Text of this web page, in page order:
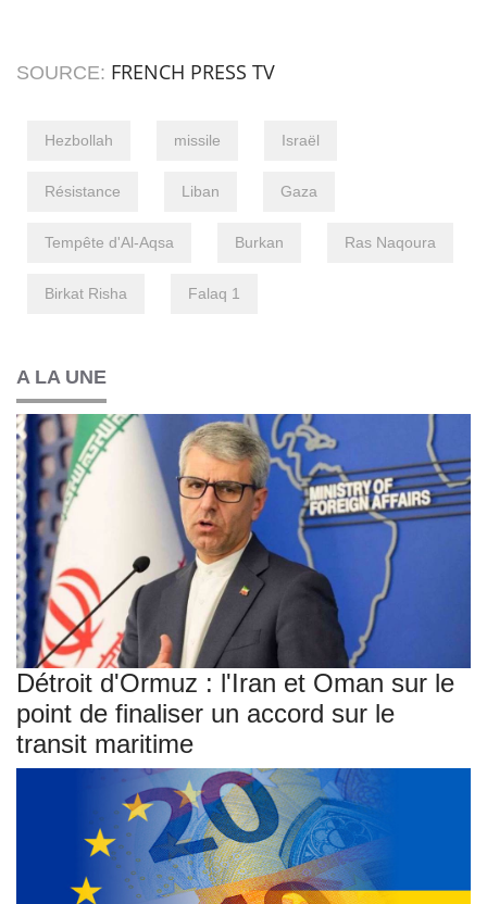
SOURCE: FRENCH PRESS TV
Hezbollah missile Israël
Résistance Liban Gaza
Tempête d'Al-Aqsa Burkan Ras Naqoura
Birkat Risha Falaq 1
A LA UNE
Détroit d'Ormuz : l'Iran et Oman sur le
point de finaliser un accord sur le
transit maritime